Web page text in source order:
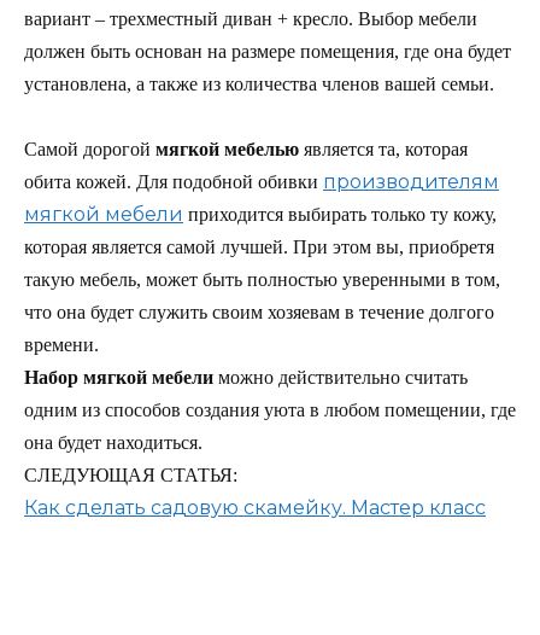
вариант – трехместный диван + кресло. Выбор мебели
должен быть основан на размере помещения, где она будет
установлена, а также из количества членов вашей семьи.
Самой дорогой мягкой мебелью является та, которая
обита кожей. Для подобной обивки производителям
мягкой мебели приходится выбирать только ту кожу,
которая является самой лучшей. При этом вы, приобретя
такую мебель, может быть полностью уверенными в том,
что она будет служить своим хозяевам в течение долгого
времени.
Набор мягкой мебели можно действительно считать
одним из способов создания уюта в любом помещении, где
она будет находиться.
СЛЕДУЮЩАЯ СТАТЬЯ:
Как сделать садовую скамейку. Мастер класс